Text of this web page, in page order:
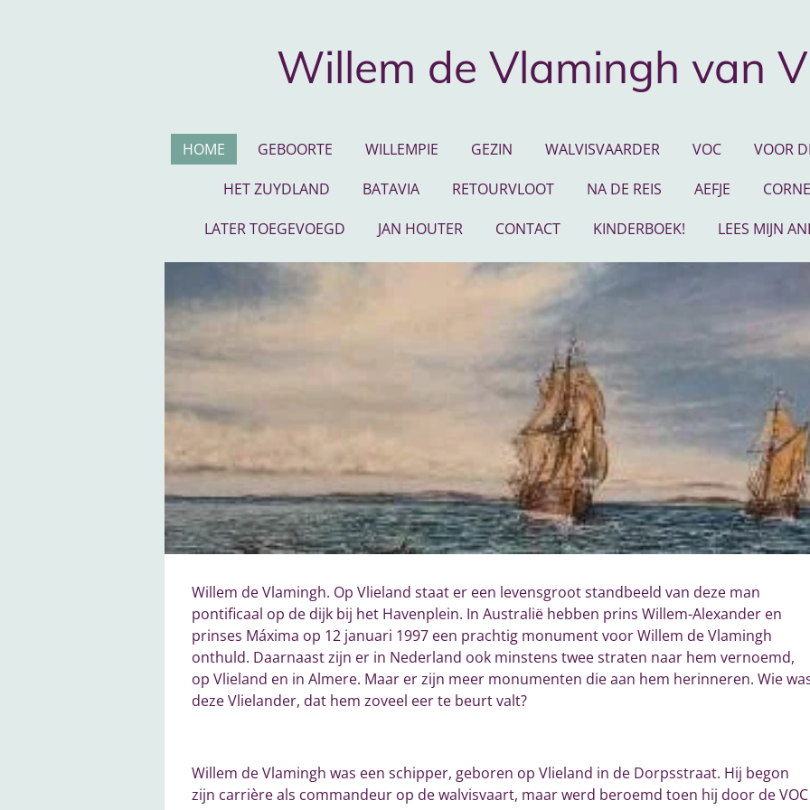
Willem de Vlamingh van
HOME GEBOORTE WILLEMPIE GEZIN WALVISVAARDER VOC
VOOR
HET ZUYDLAND
BATAVIA RETOURVLOOT NA DE REIS AEFJE
LATER TOEGEVOEGD
JAN HOUTER CONTACT KINDERBOEK! LEES MIJN
Willem de Vlamingh. Op Vlieland staat er een levensgroot standbeeld van deze man
pontificaal op de dijk bij het Havenplein. In Australië hebben prins Willem-Alexander en
prinses Máxima op 12 januari 1997 een prachtig monument voor Willem de Vlamingh
onthuld. Daarnaast zijn er in Nederland ook minstens twee straten naar hem vernoemd,
op Vlieland en in Almere. Maar er zijn meer monumenten die aan hem herinneren. Wie
deze Vlielander, dat hem zoveel eer te beurt valt?
Willem de Vlamingh was een schipper, geboren op Vlieland in de Dorpsstraat. Hij begon
zijn carrière als commandeur op de walvisvaart, maar werd beroemd toen hij door de VOC